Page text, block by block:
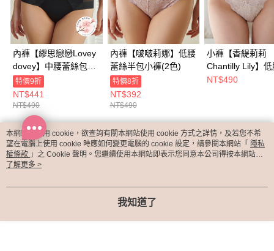
內褲【繆思戀戀Lovey
dovey】中腰蕾絲包臀
小褲(2色)
特價9折
NT$441
NT$490
內褲【啵啵莉娜】低腰
蕾絲半包小褲(2色)
特價8折
NT$392
NT$490
小褲【香緹莉莉
Chantilly Lily】低
絲半包臀內褲​(2
NT$490
熱門標籤
本網站中使用 cookie，欲查詢有關本網站使用 cookie 方式之詳情，及若您不希
望在電腦上使用 cookie 時應如何變更電腦的 cookie 設定，請參閱本網站「 隱私
權條款 」之 Cookie 聲明。您繼續使用本網站即表示您同意本公司得按本網站使
用條款之 Cookie 聲明使用 cookie。
了解更多 >
我知道了